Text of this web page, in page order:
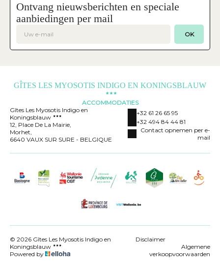
Ontvang nieuwsberichten en speciale
aanbiedingen per mail
OK
GÎTES LES MYOSOTIS INDIGO EN KONINGSBLAUW
ACCOMMODATIES
Gîtes Les Myosotis Indigo en
Koningsblauw
12, Place De La Mairie,
Morhet,
6640 VAUX SUR SURE - BELGIQUE
+32 61 26 65 95
+32 494 84 44 81
Contact opnemen per e-
mail
© 2026 Gîtes Les Myosotis Indigo en
Koningsblauw
Powered by
Disclaimer
Algemene
verkoopvoorwaarden